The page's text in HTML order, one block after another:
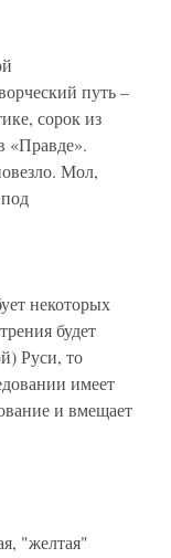
путь –
сорок из
«Правде».
Мол,
некоторых
будет
Руси, то
имеет
и вмещает
"желтая"